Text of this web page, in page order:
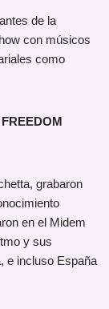
de la
con músicos
como
FREEDOM
grabaron
en el Midem
y sus
e incluso España